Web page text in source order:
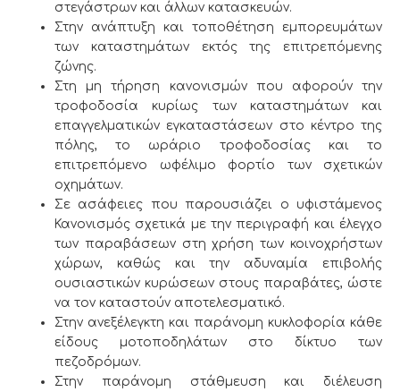
στεγάστρων και άλλων κατασκευών.
Στην ανάπτυξη και τοποθέτηση εμπορευμάτων
των καταστημάτων εκτός της επιτρεπόμενης
ζώνης.
Στη μη τήρηση κανονισμών που αφορούν την
τροφοδοσία κυρίως των καταστημάτων και
επαγγελματικών εγκαταστάσεων στο κέντρο της
πόλης, το ωράριο τροφοδοσίας και το
επιτρεπόμενο ωφέλιμο φορτίο των σχετικών
οχημάτων.
Σε ασάφειες που παρουσιάζει ο υφιστάμενος
Κανονισμός σχετικά με την περιγραφή και έλεγχο
των παραβάσεων στη χρήση των κοινοχρήστων
χώρων, καθώς και την αδυναμία επιβολής
ουσιαστικών κυρώσεων στους παραβάτες, ώστε
να τον καταστούν αποτελεσματικό.
Στην ανεξέλεγκτη και παράνομη κυκλοφορία κάθε
είδους μοτοποδηλάτων στο δίκτυο των
πεζοδρόμων.
Στην παράνομη στάθμευση και διέλευση